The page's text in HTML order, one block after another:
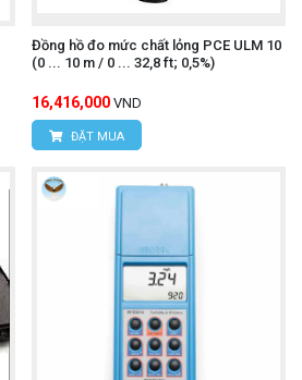
Đồng hồ đo mức chất lỏng PCE ULM 10
(0 ... 10 m / 0 ... 32,8 ft; 0,5%)
16,416,000 VND
ĐẶT MUA